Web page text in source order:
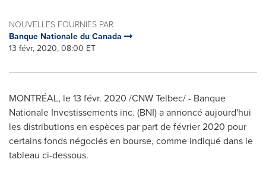
NOUVELLES FOURNIES PAR
Banque Nationale du Canada
13 févr, 2020, 08:00 ET
MONTRÉAL, le 13 févr. 2020 /CNW Telbec/ - Banque
Nationale Investissements inc. (BNI) a annoncé aujourd'hui
les distributions en espèces par part de février 2020 pour
certains fonds négociés en bourse, comme indiqué dans le
tableau ci-dessous.